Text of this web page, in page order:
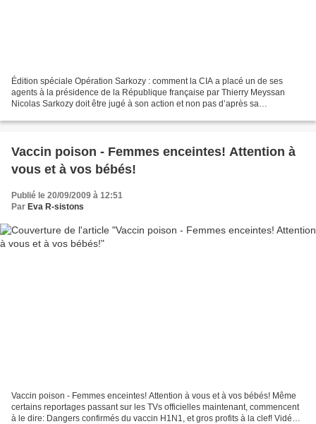
Édition spéciale Opération Sarkozy : comment la CIA a placé un de ses
agents à la présidence de la République française par Thierry Meyssan
Nicolas Sarkozy doit être jugé à son action et non pas d’après sa
Vaccin poison - Femmes enceintes! Attention à
vous et à vos bébés!
Publié le 20/09/2009 à 12:51
Par Eva R-sistons
Vaccin poison - Femmes enceintes! Attention à vous et à vos bébés! Même
certains reportages passant sur les TVs officielles maintenant, commencent
à le dire: Dangers confirmés du vaccin H1N1, et gros profits à la clef! Vidéo